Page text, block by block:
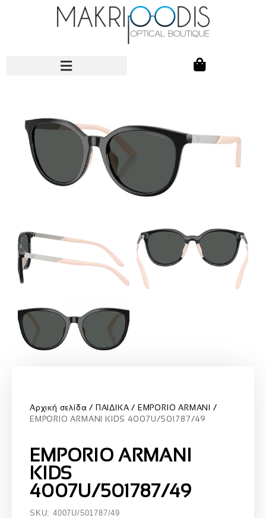
Αρχική σελίδα ΠΑΙΔΙΚΑ
EMPORIO ARMANI
EMPORIO ARMANI KIDS 4007U/501787/49
EMPORIO ARMANI
KIDS
4007U/501787/49
SKU: 4007U/501787/49